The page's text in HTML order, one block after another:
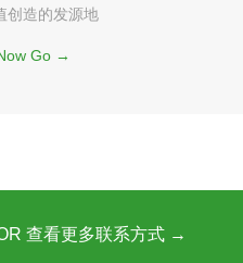
创造的发源地
Go →
查看更多联系方式 →